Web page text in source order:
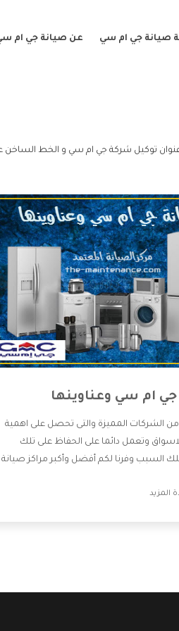
صيانة جي ام سي عن صيانة جي ام
توكيل شركة جي ام سي و الخط الساخن
ام سي وعناوينها
الشركات المميزة والتى تحصل على اهمية
وتعمل دائما على الحفاظ على تلك
السبب وفرنا لكم أفضل وأكبر مراكز صيانة
بتصليح جميع المنتجات دون اى ازعاجالمزيد